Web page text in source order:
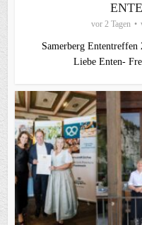
vor 2 Tagen
Samerberg
Liebe Enten-